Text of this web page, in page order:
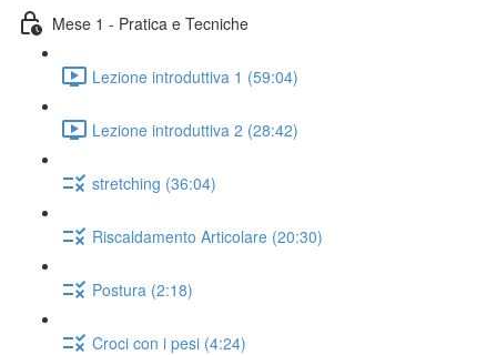
Mese 1 - Pratica e Tecniche
Lezione introduttiva 1 (59:04)
Lezione introduttiva 2 (28:42)
stretching (36:04)
Riscaldamento Articolare (20:30)
Postura (2:18)
Croci con i pesi (4:24)